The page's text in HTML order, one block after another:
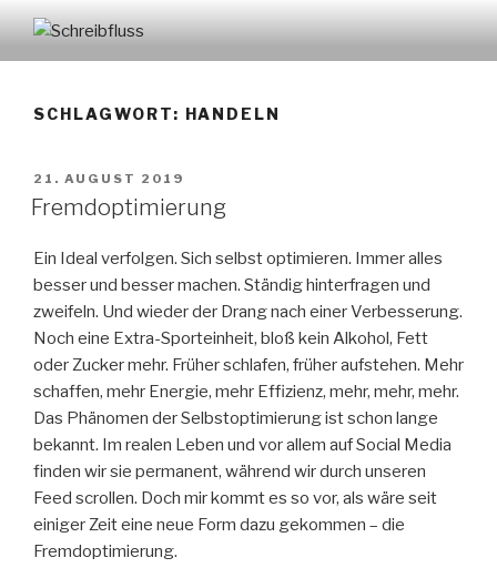
Inhalt
springenSCHREIBFLUSS
SCHLAGWORT: HANDELN
VERÖFFENTLICHT
AM
21. AUGUST 2019
Fremdoptimierung
Ein Ideal verfolgen. Sich selbst optimieren. Immer alles
besser und besser machen. Ständig hinterfragen und
zweifeln. Und wieder der Drang nach einer Verbesserung.
Noch eine Extra-Sporteinheit, bloß kein Alkohol, Fett
oder Zucker mehr. Früher schlafen, früher aufstehen. Mehr
schaffen, mehr Energie, mehr Effizienz, mehr, mehr, mehr.
Das Phänomen der Selbstoptimierung ist schon lange
bekannt. Im realen Leben und vor allem auf Social Media
finden wir sie permanent, während wir durch unseren
Feed scrollen. Doch mir kommt es so vor, als wäre seit
einiger Zeit eine neue Form dazu gekommen – die
Fremdoptimierung.